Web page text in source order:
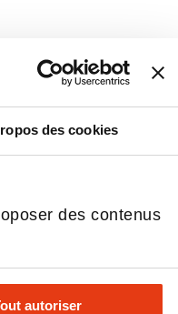
des cookies
des contenus
autoriser